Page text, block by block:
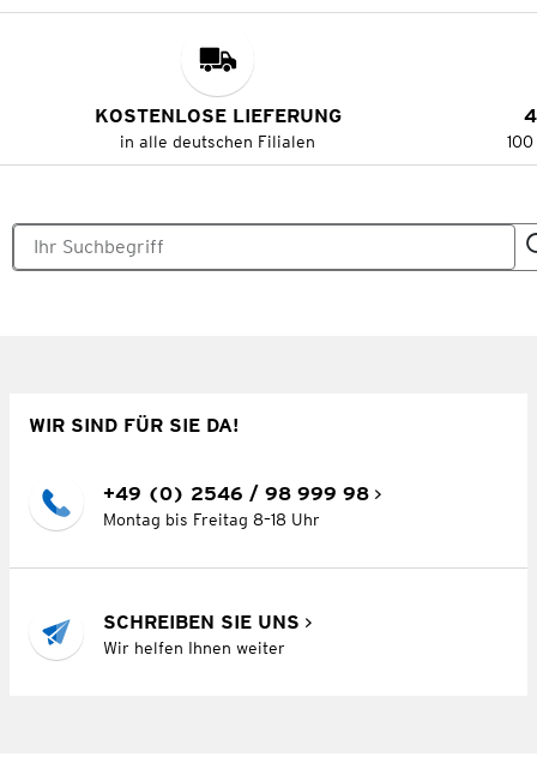
KOSTENLOSE LIEFERUNG
in alle deutschen Filialen
WIR SIND FÜR SIE DA!
+49 (0) 2546 / 98 999 98
Montag bis Freitag 8–18 Uhr
SCHREIBEN SIE UNS
Wir helfen Ihnen weiter